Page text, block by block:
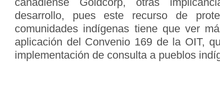
desarrollo, pues este recurso de
comunidades indígenas tiene que ver
aplicación del Convenio 169 de la OIT,
implementación de consulta a pueblos